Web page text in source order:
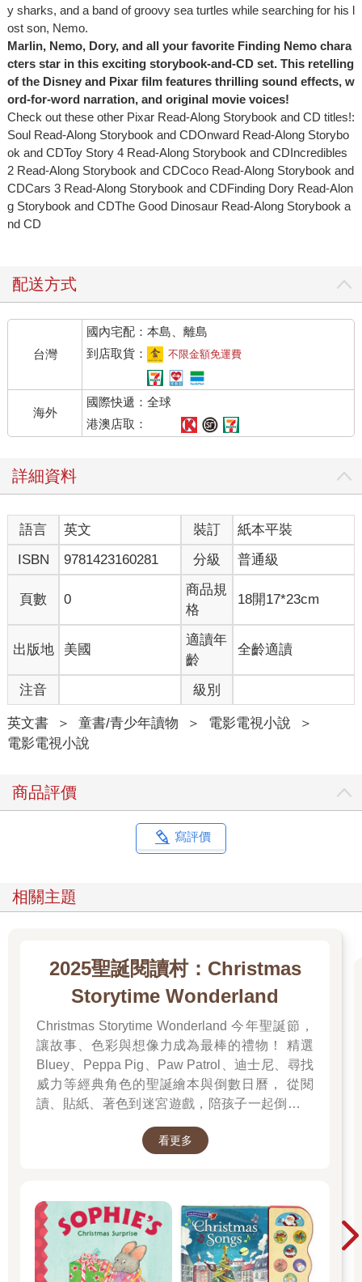
y sharks, and a band of groovy sea turtles while searching for his l
ost son, Nemo.
Marlin, Nemo, Dory, and all your favorite Finding Nemo chara
cters star in this exciting storybook-and-CD set. This retelling
of the Disney and Pixar film features thrilling sound effects, w
ord-for-word narration, and original movie voices!
Check out these other Pixar Read-Along Storybook and CD titles!:
Soul Read-Along Storybook and CDOnward Read-Along Storybo
ok and CDToy Story 4 Read-Along Storybook and CDIncredibles
2 Read-Along Storybook and CDCoco Read-Along Storybook and
CDCars 3 Read-Along Storybook and CDFinding Dory Read-Alon
g Storybook and CDThe Good Dinosaur Read-Along Storybook a
nd CD
配送方式
台灣
國內宅配：本島、離島
到店取貨：
不限金額免運費
海外
國際快遞：全球
港澳店取：
詳細資料
語言 英文 裝訂
紙本平裝
ISBN
9781423160281 分級 普通級
頁數 0
商品規
格
18開17*23cm
出版地 美國
適讀年
齡
全齡適讀
注音 級別
英文書 ＞ 童書/青少年讀物 ＞ 電影電視小說
＞
電影電視小說
商品評價
寫評價
相關主題
2025聖誕閱讀村：Christmas
Storytime Wonderland
Christmas Storytime Wonderland 今年聖誕節，
讓故事、色彩與想像力成為最棒的禮物！ 精選
Bluey、Peppa Pig、Paw Patrol、迪士尼、尋找
威力等經典角色的聖誕繪本與倒數日曆， 從閱
讀、貼紙、著色到迷宮遊戲，陪孩子一起倒數歡
滿的驚喜與節慶溫度， Read it, Play it, Feel the
看更多